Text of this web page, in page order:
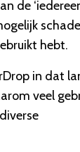
de
hebt.
in dat
veel